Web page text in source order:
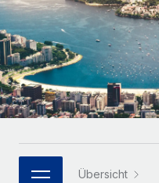
INFRASTRUKTUR
Remote Embedded
Nahtlose Integration
Plattform
Integrierte HR-
MCP
Mittelstand
Maßgeschneiderte
vergrößern
Enterprise
Globale HR für
PARTNER WERDEN
LERNEN MIT REMOTE
Forschung und
Fallstudien
HR-Glossar
Bibliothek für
Español
Italiano
Português (Portugal)
한국어 Übersicht